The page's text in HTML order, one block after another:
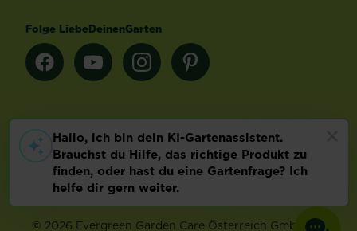
Folge LiebeDeinenGarten
Länderauswahl
Footer
Impressum & AGB
© 2026 Evergreen Garden Care Österreich GmbH